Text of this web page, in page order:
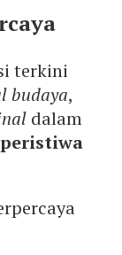
terkini
budaya,
dalam